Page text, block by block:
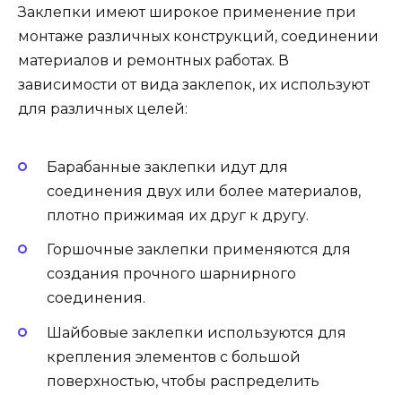
Заклепки имеют широкое применение при
монтаже различных конструкций, соединении
материалов и ремонтных работах. В
зависимости от вида заклепок, их используют
для различных целей:
Барабанные заклепки идут для
соединения двух или более материалов,
плотно прижимая их друг к другу.
Горшочные заклепки применяются для
создания прочного шарнирного
соединения.
Шайбовые заклепки используются для
крепления элементов с большой
поверхностью, чтобы распределить